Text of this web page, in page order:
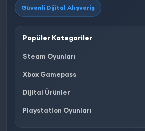
Güvenli Dijital Alışveriş
Popüler Kategoriler
Steam Oyunları
Xbox Gamepass
Dijital Ürünler
Playstation Oyunları